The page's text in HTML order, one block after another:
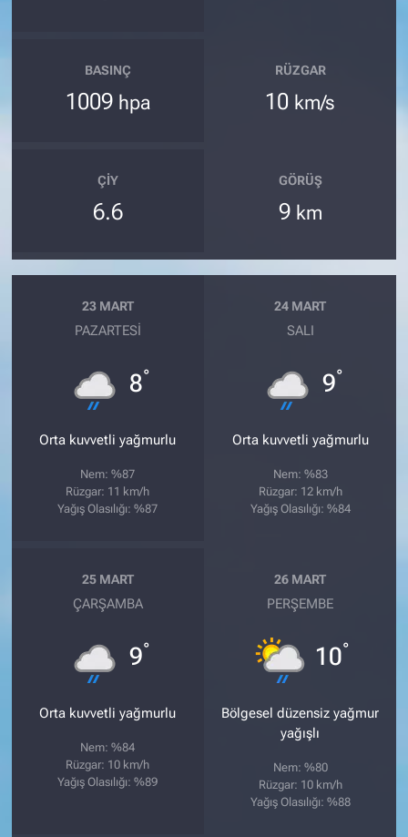
BASINÇ
1009 hpa
RÜZGAR
10 km/s
ÇIY
6.6
GÖRÜŞ
9 km
23 MART
PAZARTESI
8°
Orta kuvvetli yağmurlu
Nem: %87
Rüzgar: 11 km/h
Yağış Olasılığı: %87
24 MART
SALI
9°
Orta kuvvetli yağmurlu
Nem: %83
Rüzgar: 12 km/h
Yağış Olasılığı: %84
25 MART
ÇARŞAMBA
9°
Orta kuvvetli yağmurlu
Nem: %84
Rüzgar: 10 km/h
Yağış Olasılığı: %89
26 MART
PERŞEMBE
10°
Bölgesel düzensiz yağmur
yağışlı
Nem: %80
Rüzgar: 10 km/h
Yağış Olasılığı: %88